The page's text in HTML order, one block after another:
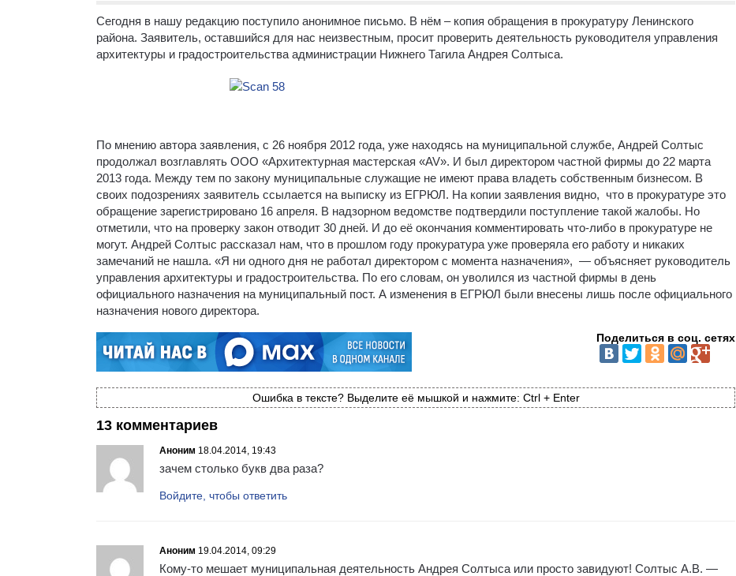
Сегодня в нашу редакцию поступило анонимное письмо. В нём – копия обращения в прокуратуру Ленинского
района. Заявитель, оставшийся для нас неизвестным, просит проверить деятельность руководителя управления
архитектуры и градостроительства администрации Нижнего Тагила Андрея Солтыса.
По мнению автора заявления, с 26 ноября 2012 года, уже находясь на муниципальной службе, Андрей Солтыс
продолжал возглавлять ООО «Архитектурная мастерская «AV». И был директором частной фирмы до 22 марта
2013 года. Между тем по закону муниципальные служащие не имеют права владеть собственным бизнесом. В
своих подозрениях заявитель ссылается на выписку из ЕГРЮЛ. На копии заявления видно, что в прокуратуре это
обращение зарегистрировано 16 апреля. В надзорном ведомстве подтвердили поступление такой жалобы. Но
отметили, что на проверку закон отводит 30 дней. И до её окончания комментировать что-либо в прокуратуре не
могут. Андрей Солтыс рассказал нам, что в прошлом году прокуратура уже проверяла его работу и никаких
замечаний не нашла. «Я ни одного дня не работал директором с момента назначения», — объясняет руководитель
управления архитектуры и градостроительства. По его словам, он уволился из частной фирмы в день
официального назначения на муниципальный пост. А изменения в ЕГРЮЛ были внесены лишь после официального
назначения нового директора.
Поделиться в соц. сетях
Ошибка в тексте? Выделите её мышкой и нажмите: Ctrl + Enter
13 комментариев
Аноним 18.04.2014, 19:43
зачем столько букв два раза?
Войдите, чтобы ответить
Аноним 19.04.2014, 09:29
Кому-то мешает муниципальная деятельность Андрея Солтыса или просто завидуют! Солтыс А.В. —